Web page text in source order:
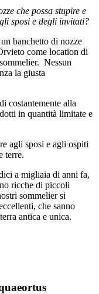
che possa stupire e
sposi e degli invitati?
banchetto di nozze
come location di
Nessun
la giusta
costantemente alla
in quantità limitate e
agli sposi e agli ospiti
terre.
a migliaia di anni fa,
ricche di piccoli
sommelier si
che sanno
antica e unica.